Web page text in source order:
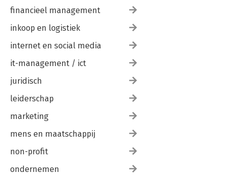
financieel management
inkoop en logistiek
internet en social media
it-management / ict
juridisch
leiderschap
marketing
mens en maatschappij
non-profit
ondernemen